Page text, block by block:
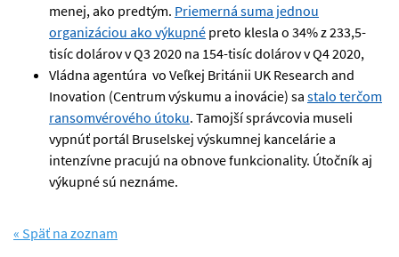
menej, ako predtým. Priemerná suma jednou
organizáciou ako výkupné preto klesla o 34% z 233,5-
tisíc dolárov v Q3 2020 na 154-tisíc dolárov v Q4 2020,
Vládna agentúra vo Veľkej Británii UK Research and
Inovation (Centrum výskumu a inovácie) sa stalo terčom
ransomvérového útoku. Tamojší správcovia museli
vypnúť portál Bruselskej výskumnej kancelárie a
intenzívne pracujú na obnove funkcionality. Útočník aj
výkupné sú neznáme.
« Späť na zoznam